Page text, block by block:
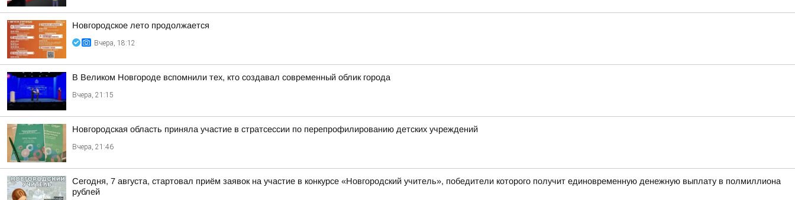
Новгородское лето продолжается
Вчера, 18:12
В Великом Новгороде вспомнили тех, кто создавал современный облик города
Вчера, 21:15
Новгородская область приняла участие в стратсессии по перепрофилированию детских учреждений
Вчера, 21:46
Сегодня, 7 августа, стартовал приём заявок на участие в конкурсе «Новгородский учитель», победители которого получит единовременную денежную выплату в полмиллиона
рублей